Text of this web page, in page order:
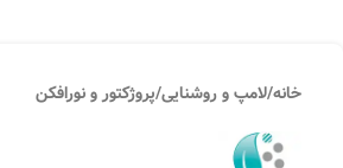
خانه/لامپ و روشنایی/پروژکتور و نورافکن